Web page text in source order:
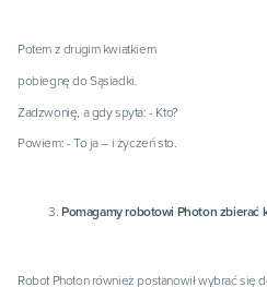
Potem z drugim kwiatkiem
pobiegnę do Sąsiadki.
Zadzwonię, a gdy spyta: - Kto?
Powiem: - To ja – i życzeń sto.
Pomagamy robotowi Photon zbierać
Robot Photon również postanowił wybrać się